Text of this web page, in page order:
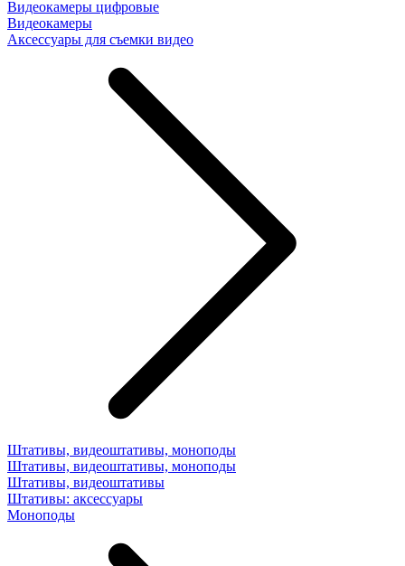
Видеокамеры цифровые
Видеокамеры
Аксессуары для съемки видео
Штативы, видеоштативы, моноподы
Штативы, видеоштативы, моноподы
Штативы, видеоштативы
Штативы: аксессуары
Моноподы